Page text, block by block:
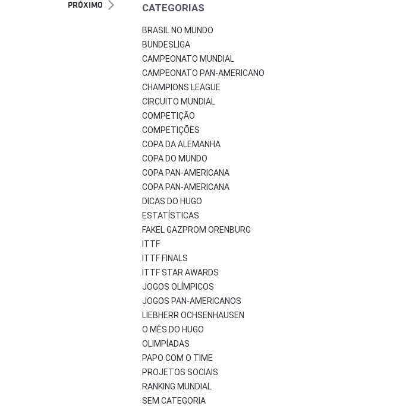
PRÓXIMO CATEGORIAS
BRASIL NO MUNDO
BUNDESLIGA
CAMPEONATO MUNDIAL
CAMPEONATO PAN-AMERICANO
CHAMPIONS LEAGUE
CIRCUITO MUNDIAL
COMPETIÇÃO
COMPETIÇÕES
COPA DA ALEMANHA
COPA DO MUNDO
COPA PAN-AMERICANA
COPA PAN-AMERICANA
DICAS DO HUGO
ESTATÍSTICAS
FAKEL GAZPROM ORENBURG
ITTF
ITTF FINALS
ITTF STAR AWARDS
JOGOS OLÍMPICOS
JOGOS PAN-AMERICANOS
LIEBHERR OCHSENHAUSEN
O MÊS DO HUGO
OLIMPÍADAS
PAPO COM O TIME
PROJETOS SOCIAIS
RANKING MUNDIAL
SEM CATEGORIA